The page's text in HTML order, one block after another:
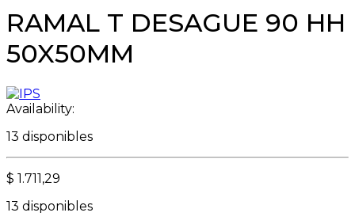
RAMAL T DESAGUE 90 HH
50X50MM
Availability:
13 disponibles
$ 1.711,29
13 disponibles